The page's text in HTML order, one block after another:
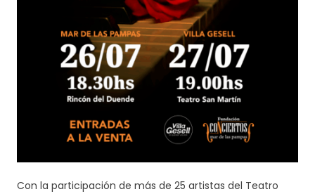
Con la participación de más de 25 artistas del Teatro